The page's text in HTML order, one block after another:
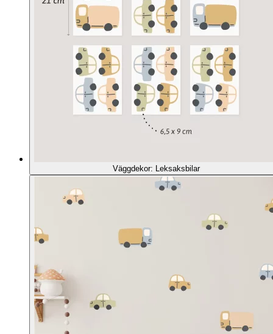
Väggdekor: Leksaksbilar